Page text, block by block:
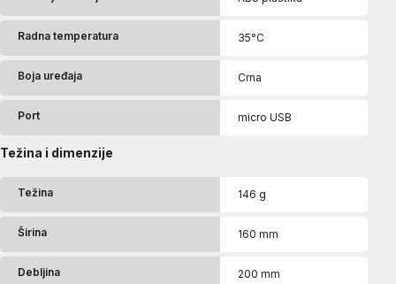
Radna temperatura 35°C
Boja uređaja Crna
Port micro USB
Težina i dimenzije
Težina 146 g
Širina 160 mm
Debljina 200 mm